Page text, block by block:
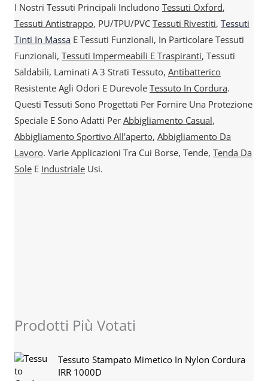
I Nostri Tessuti Principali Includono Tessuti Oxford,
Tessuti Antistrappo, PU/TPU/PVC Tessuti Rivestiti, Tessuti
Tinti In Massa E Tessuti Funzionali, In Particolare Tessuti
Funzionali, Tessuti Impermeabili E Traspiranti, Tessuti
Saldabili, Laminati A 3 Strati Tessuto, Antibatterico
Resistente Agli Odori E Durevole Tessuto In Cordura.
Questi Tessuti Sono Progettati Per Fornire Una Protezione
Speciale E Sono Adatti Per Abbigliamento Casual,
Abbigliamento Sportivo All'aperto, Abbigliamento Da
Lavoro. Varie Applicazioni Tra Cui Borse, Tende, Tenda Da
Sole E Industriale Usi.
Prodotti Più Votati
Tessuto Stampato Mimetico In Nylon Cordura
IRR 1000D